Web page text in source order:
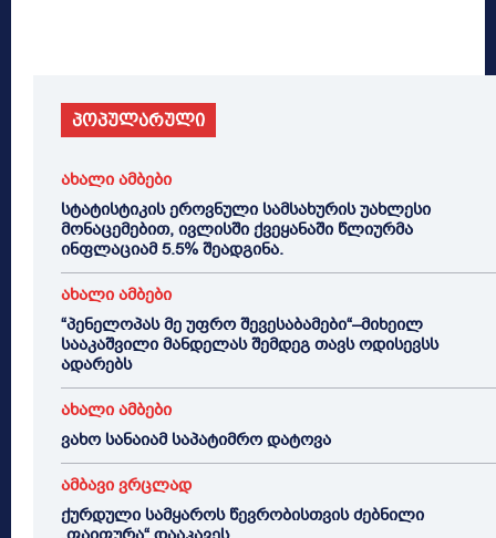
პოპულარული
ახალი ამბები
სტატისტიკის ეროვნული სამსახურის უახლესი
მონაცემებით, ივლისში ქვეყანაში წლიურმა
ინფლაციამ 5.5% შეადგინა.
ახალი ამბები
“პენელოპას მე უფრო შევესაბამები“–მიხეილ
სააკაშვილი მანდელას შემდეგ თავს ოდისევსს
ადარებს
ახალი ამბები
ვახო სანაიამ საპატიმრო დატოვა
ამბავი ვრცლად
ქურდული სამყაროს წევრობისთვის ძებნილი